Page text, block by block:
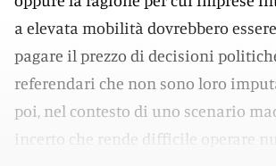
a elevata mobilità dovrebbero
pagare il prezzo di decisioni
referendari che non sono loro
poi, nel contesto di uno scenario
incerto che rende difficile operare